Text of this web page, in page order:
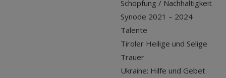
Schöpfung / Nachhaltigkeit
Synode 2021 – 2024
Talente
Tiroler Heilige und Selige
Trauer
Ukraine: Hilfe und Gebet